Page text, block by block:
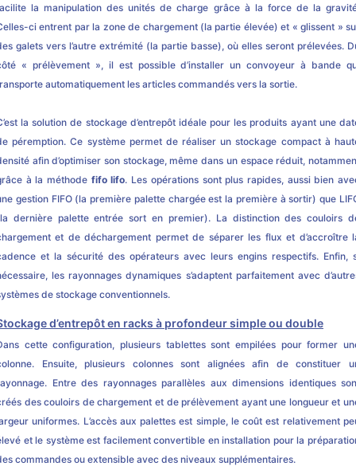
la manipulation des unités de charge grâce à la force de la
ci entrent par la zone de chargement (la partie élevée) et « glissent »
galets vers l’autre extrémité (la partie basse), où elles seront prélevées.
« prélèvement », il est possible d’installer un convoyeur à bande
automatiquement les articles commandés vers la sortie.
la solution de stockage d’entrepôt idéale pour les produits ayant une
péremption. Ce système permet de réaliser un stockage compact à
afin d’optimiser son stockage, même dans un espace réduit,
à la méthode fifo lifo. Les opérations sont plus rapides, aussi bien
gestion FIFO (la première palette chargée est la première à sortir) que
dernière palette entrée sort en premier). La distinction des couloirs
et de déchargement permet de séparer les flux et d’accroître
et la sécurité des opérateurs avec leurs engins respectifs. Enfin,
les rayonnages dynamiques s’adaptent parfaitement avec
de stockage conventionnels.
d’entrepôt en racks à profondeur simple ou double
cette configuration, plusieurs tablettes sont empilées pour former
Ensuite, plusieurs colonnes sont alignées afin de constituer
Entre des rayonnages parallèles aux dimensions identiques
des couloirs de chargement et de prélèvement ayant une longueur et
uniformes. L’accès aux palettes est simple, le coût est relativement
et le système est facilement convertible en installation pour la
commandes ou extensible avec des niveaux supplémentaires.